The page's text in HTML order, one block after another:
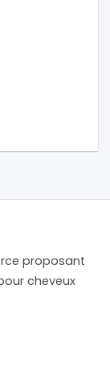
proposant
cheveux